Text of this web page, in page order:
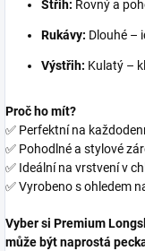
Střih: Rovný a
Rukávy: Dlouhé –
Výstřih: Kulatý –
Proč ho mít?
✅ Perfektní na
✅ Pohodlné a stylové
✅ Ideální na vrstvení v
✅ Vyrobeno s ohledem
Vyber si Premium
může být naprostá